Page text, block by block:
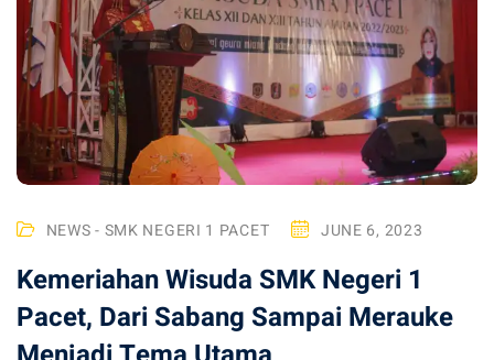
NEWS - SMK NEGERI 1 PACET JUNE 6, 2023
Kemeriahan Wisuda SMK Negeri 1
Pacet, Dari Sabang Sampai Merauke